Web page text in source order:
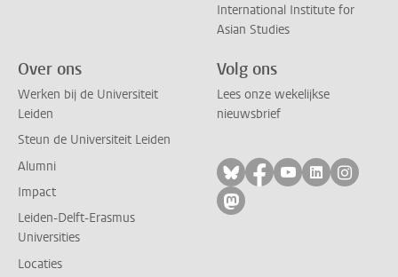
International Institute for
Asian Studies
Over ons
Werken bij de Universiteit
Leiden
Steun de Universiteit Leiden
Alumni
Impact
Leiden-Delft-Erasmus
Universities
Locaties
Volg ons
Lees onze wekelijkse
nieuwsbrief
Volg ons op bluesky
Volg ons op
Volg ons op
Volg ons
Volg
Volg ons op mastodon